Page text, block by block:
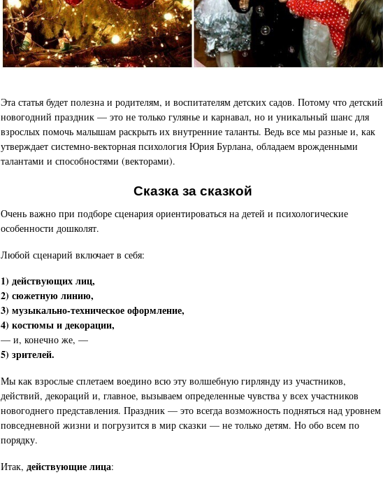
Эта статья будет полезна и родителям, и воспитателям детских садов. Потому что детский
новогодний праздник — это не только гулянье и карнавал, но и уникальный шанс для
взрослых помочь малышам раскрыть их внутренние таланты. Ведь все мы разные и, как
утверждает системно-векторная психология Юрия Бурлана, обладаем врожденными
талантами и способностями (векторами).
Сказка за сказкой
Очень важно при подборе сценария ориентироваться на детей и психологические
особенности дошколят.
Любой сценарий включает в себя:
1) действующих лиц,
2) сюжетную линию,
3) музыкально-техническое оформление,
4) костюмы и декорации,
— и, конечно же, —
5) зрителей.
Мы как взрослые сплетаем воедино всю эту волшебную гирлянду из участников,
действий, декораций и, главное, вызываем определенные чувства у всех участников
новогоднего представления. Праздник — это всегда возможность подняться над уровнем
повседневной жизни и погрузится в мир сказки — не только детям. Но обо всем по
порядку.
Итак, действующие лица: